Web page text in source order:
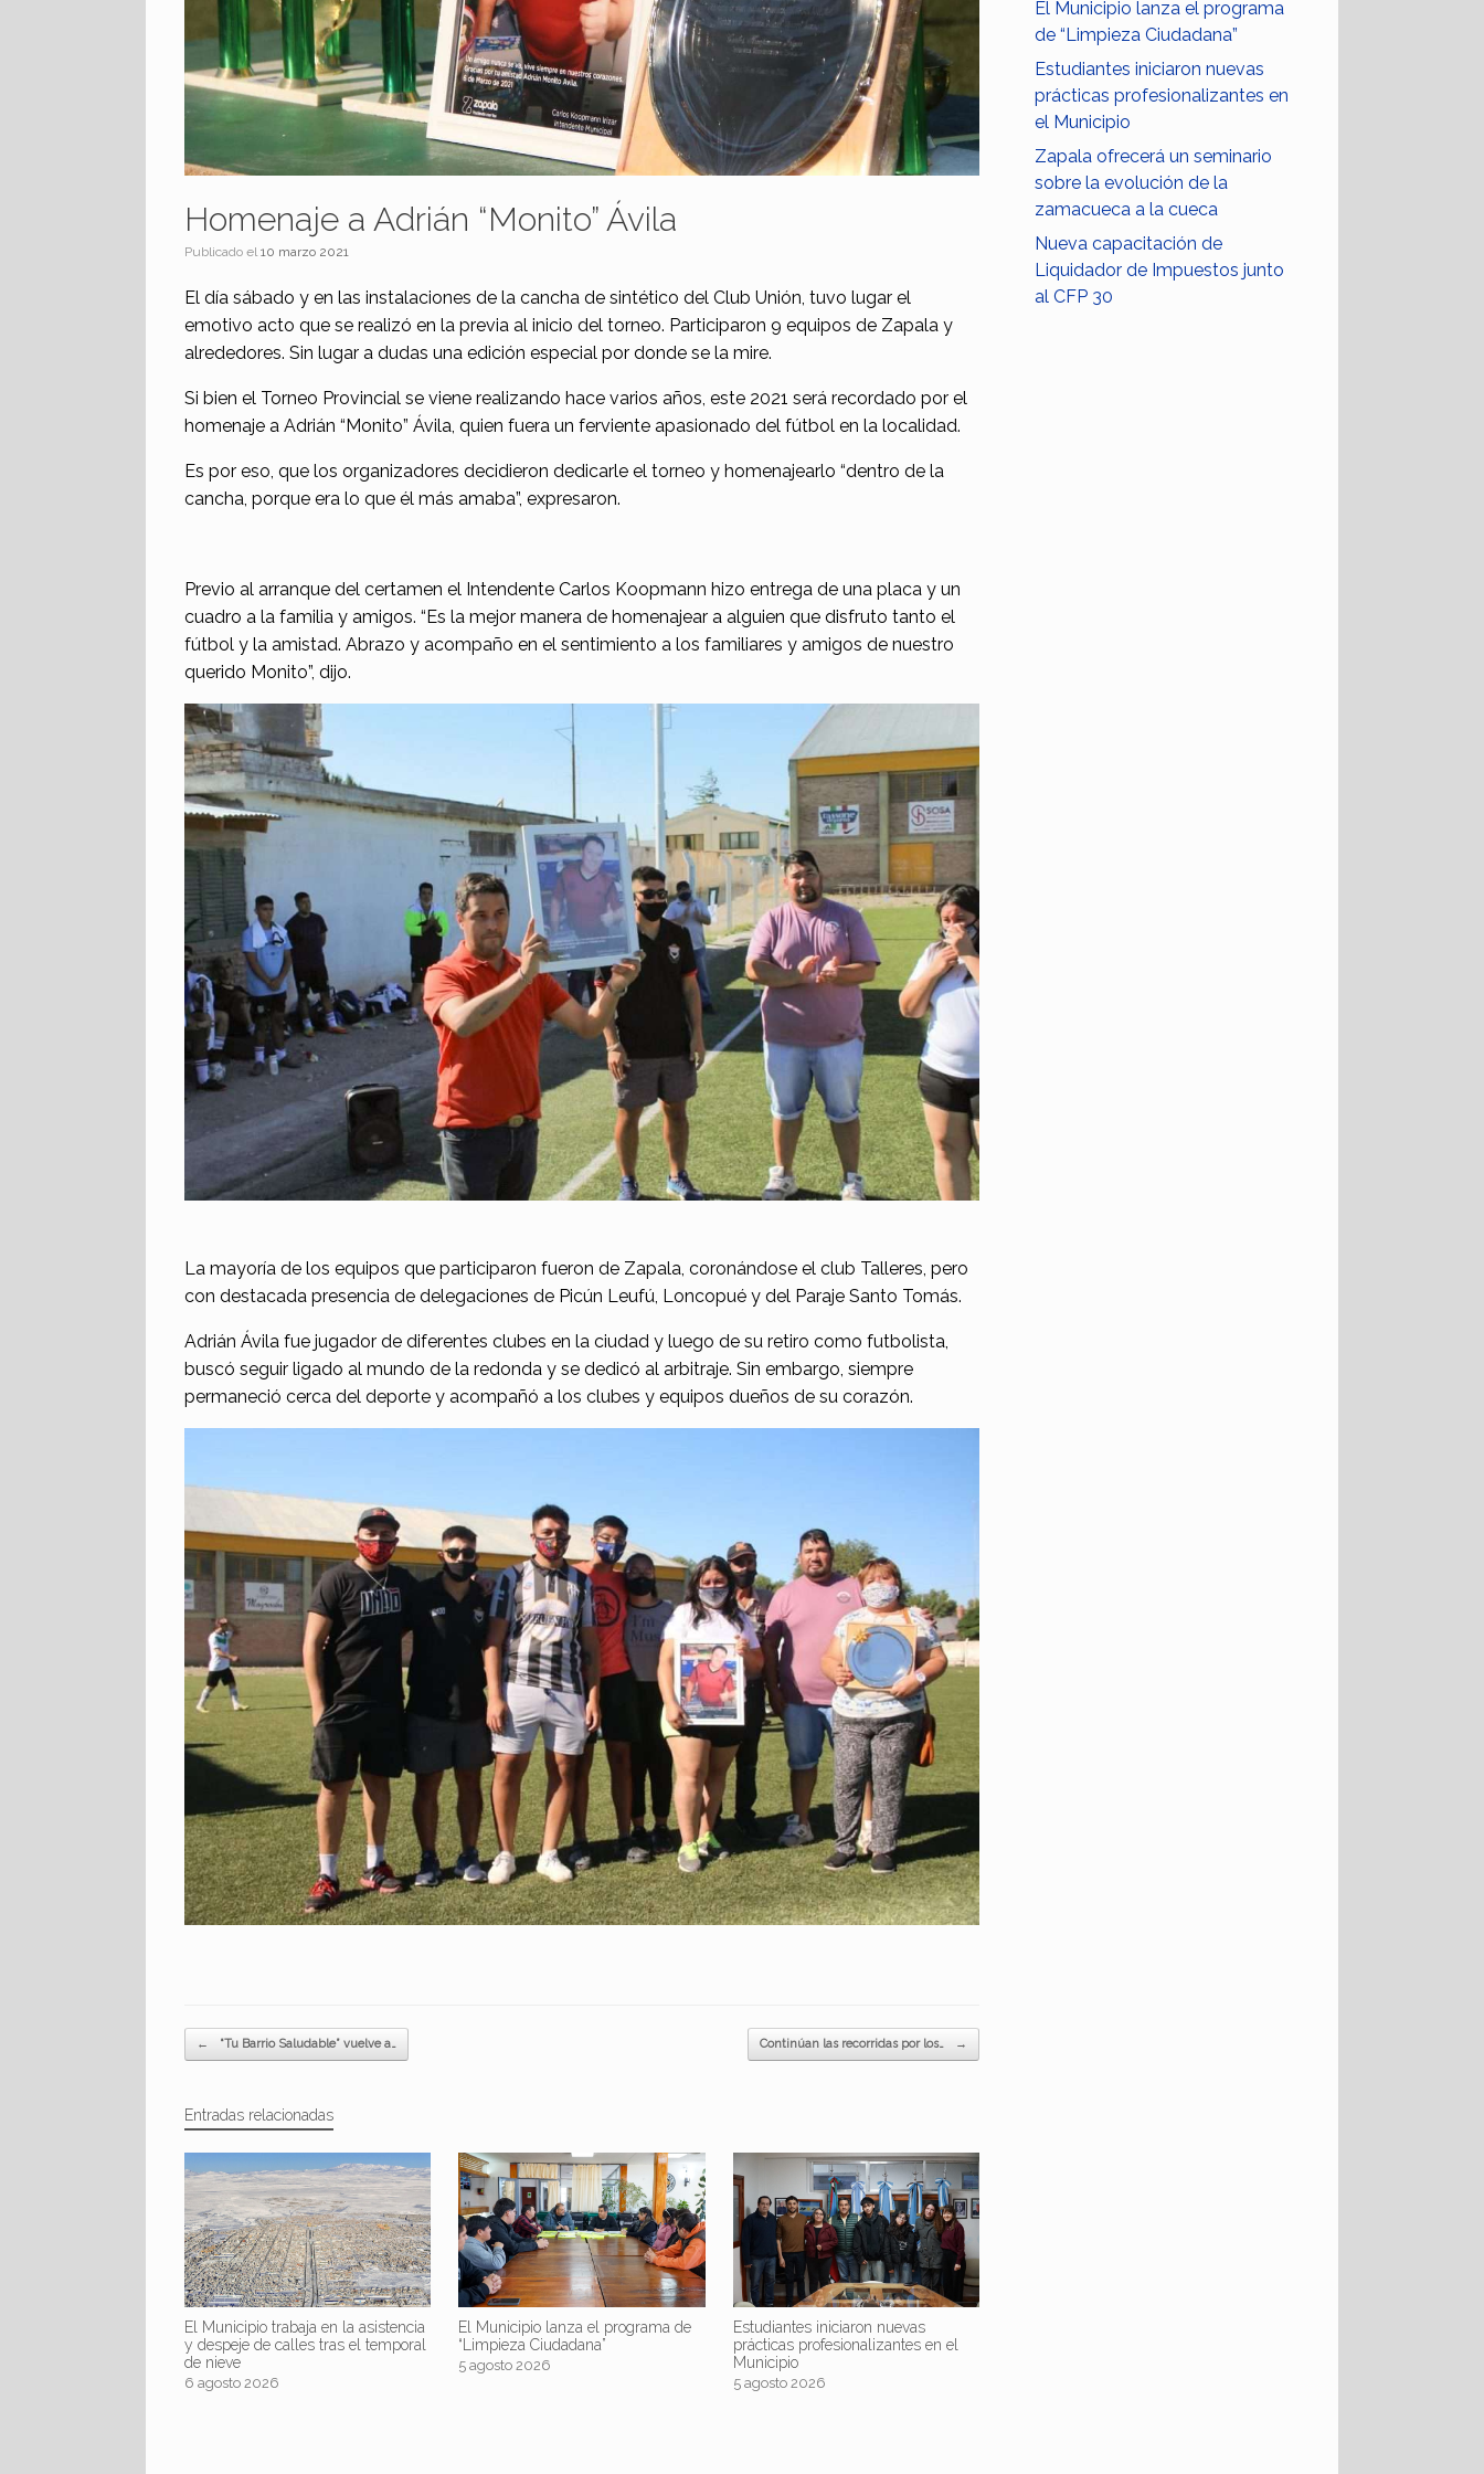
Homenaje a Adrián “Monito” Ávila
Publicado el10 marzo 2021
El día sábado y en las instalaciones de la cancha de sintético del Club Unión, tuvo lugar el
emotivo acto que se realizó en la previa al inicio del torneo. Participaron 9 equipos de Zapala y
alrededores. Sin lugar a dudas una edición especial por donde se la mire.
Si bien el Torneo Provincial se viene realizando hace varios años, este 2021 será recordado por el
homenaje a Adrián “Monito” Ávila, quien fuera un ferviente apasionado del fútbol en la localidad.
Es por eso, que los organizadores decidieron dedicarle el torneo y homenajearlo “dentro de la
cancha, porque era lo que él más amaba”, expresaron.
Previo al arranque del certamen el Intendente Carlos Koopmann hizo entrega de una placa y un
cuadro a la familia y amigos. “Es la mejor manera de homenajear a alguien que disfruto tanto el
fútbol y la amistad. Abrazo y acompaño en el sentimiento a los familiares y amigos de nuestro
querido Monito”, dijo.
La mayoría de los equipos que participaron fueron de Zapala, coronándose el club Talleres, pero
con destacada presencia de delegaciones de Picún Leufú, Loncopué y del Paraje Santo Tomás.
Adrián Ávila fue jugador de diferentes clubes en la ciudad y luego de su retiro como futbolista,
buscó seguir ligado al mundo de la redonda y se dedicó al arbitraje. Sin embargo, siempre
permaneció cerca del deporte y acompañó a los clubes y equipos dueños de su corazón.
Navegador de artículos
← “Tu Barrio Saludable” vuelve a… Continúan las recorridas por los… →
Entradas relacionadas
El Municipio trabaja en la asistencia
y despeje de calles tras el temporal
de nieve
6 agosto 2026
El Municipio lanza el programa de
“Limpieza Ciudadana”
5 agosto 2026
Estudiantes iniciaron nuevas
prácticas profesionalizantes en el
Municipio
5 agosto 2026
El Municipio lanza el programa
de “Limpieza Ciudadana”
Estudiantes iniciaron nuevas
prácticas profesionalizantes en
el Municipio
Zapala ofrecerá un seminario
sobre la evolución de la
zamacueca a la cueca
Nueva capacitación de
Liquidador de Impuestos junto
al CFP 30